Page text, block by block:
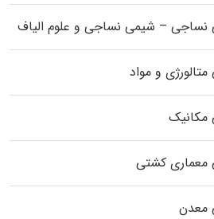
نساجی – شیمی نساجی و علوم الیاف
و مواد
مکانیک
معماری کشتی
معدن